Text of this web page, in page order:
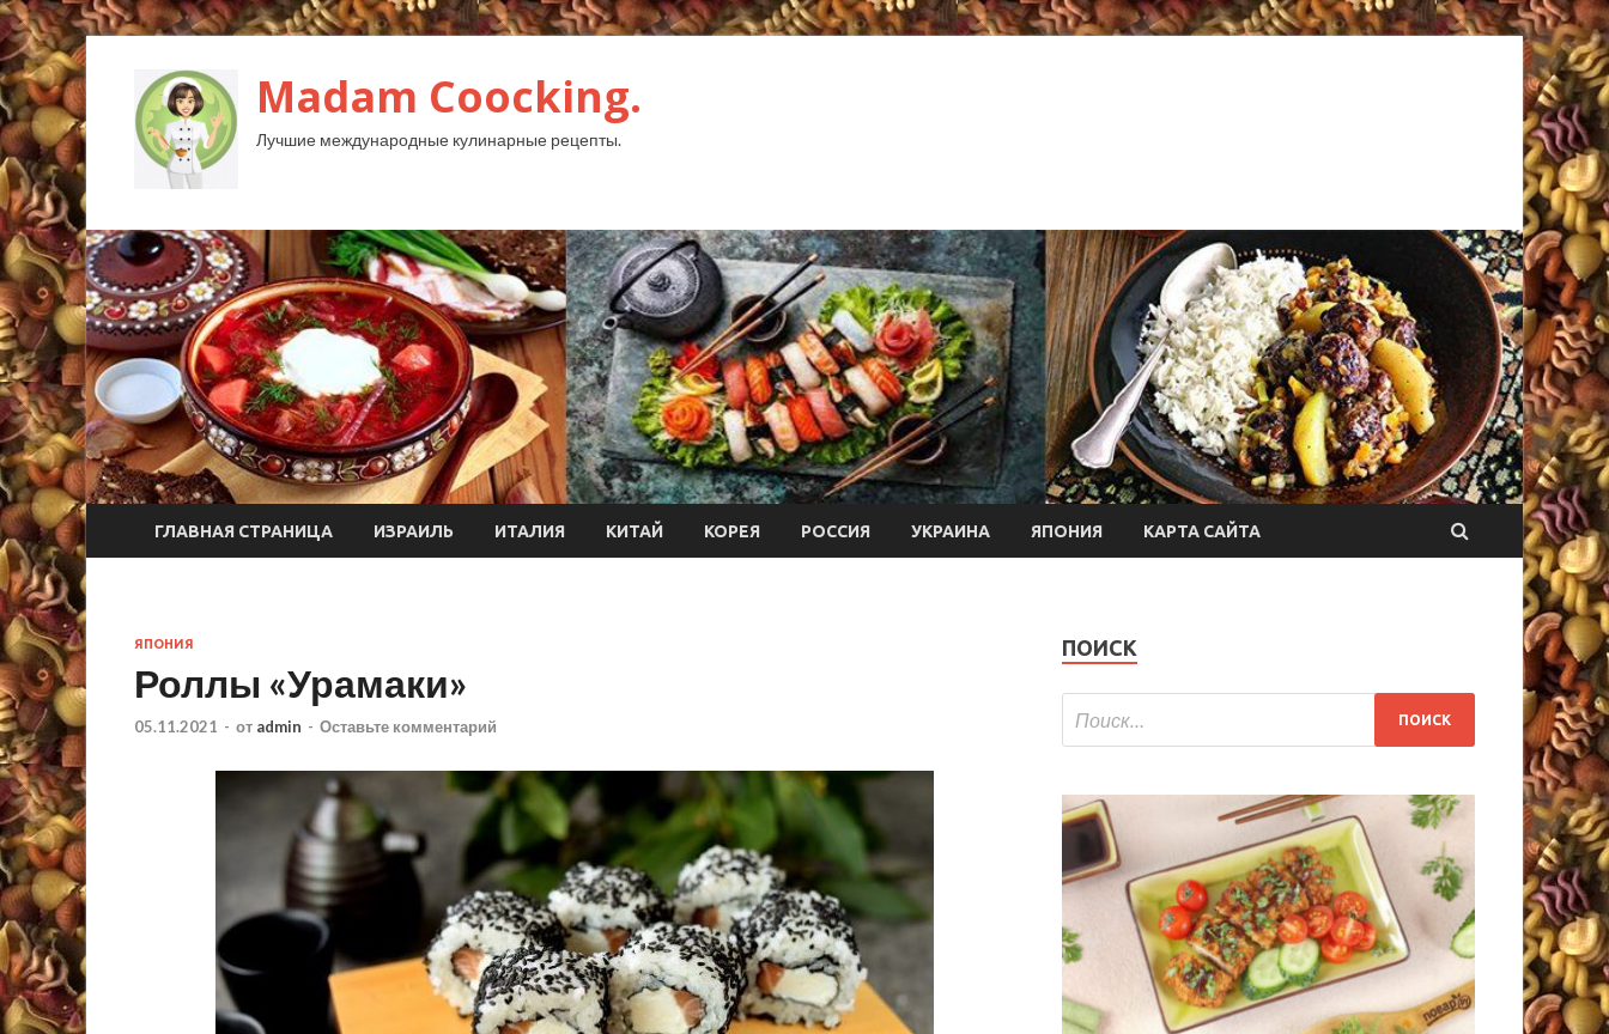
Madam Coocking.
Лучшие международные кулинарные рецепты.
ГЛАВНАЯ СТРАНИЦА ИЗРАИЛЬ ИТАЛИЯ КИТАЙ КОРЕЯ РОССИЯ УКРАИНА ЯПОНИЯ КАРТА САЙТА
ЯПОНИЯ
Роллы «Урамаки»
05.11.2021 - от admin - Оставьте комментарий
ПОИСК